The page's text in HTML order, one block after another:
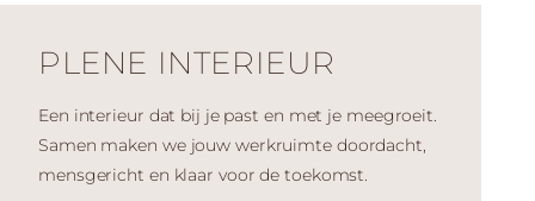
PLENE INTERIEUR
Een interieur dat bij je past en met je meegroeit.
Samen maken we jouw werkruimte doordacht,
mensgericht en klaar voor de toekomst.